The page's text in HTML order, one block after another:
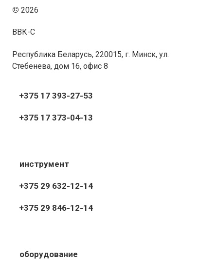
© 2026
ВВК-С
Республика Беларусь, 220015, г. Минск, ул.
Стебенева, дом 16, офис 8
+375 17 393-27-53
+375 17 373-04-13
инструмент
+375 29 632-12-14
+375 29 846-12-14
оборудование